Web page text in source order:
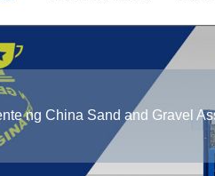
ng China Sand and Gravel